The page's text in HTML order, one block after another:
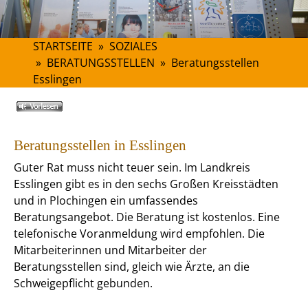
STARTSEITE » SOZIALES
» BERATUNGSSTELLEN » Beratungsstellen
Esslingen
Beratungsstellen in Esslingen
Guter Rat muss nicht teuer sein. Im Landkreis
Esslingen gibt es in den sechs Großen Kreisstädten
und in Plochingen ein umfassendes
Beratungsangebot. Die Beratung ist kostenlos. Eine
telefonische Voranmeldung wird empfohlen. Die
Mitarbeiterinnen und Mitarbeiter der
Beratungsstellen sind, gleich wie Ärzte, an die
Schweigepflicht gebunden.